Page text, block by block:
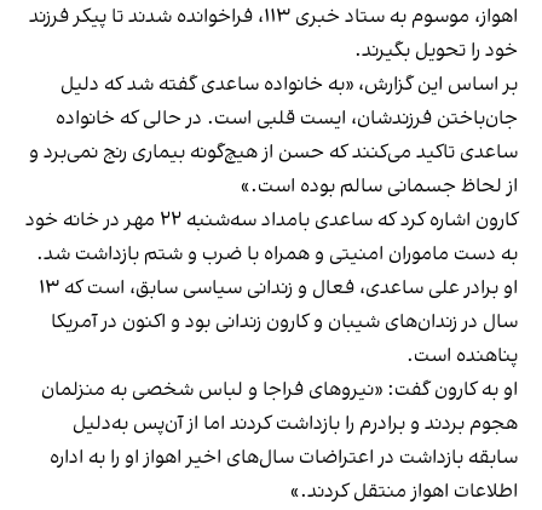
اهواز، موسوم به ستاد خبری ۱۱۳، فراخوانده شدند تا پیکر فرزند
خود را تحویل بگیرند.
بر اساس این گزارش،‌ «به خانواده ساعدی گفته شد که دلیل
جان‌باختن فرزندشان، ایست قلبی است‌. در حالی که خانواده
ساعدی تاکید می‌کنند که حسن از هیچ‌گونه بیماری رنج نمی‌برد و
از لحاظ جسمانی سالم بوده است.»
کارون اشاره کرد که ساعدی بامداد سه‌شنبه ۲۲ مهر در خانه خود
به دست ماموران امنیتی و همراه با ضرب و شتم بازداشت شد.
او برادر علی ساعدی، فعال و زندانی سیاسی سابق، است که ۱۳
سال در زندان‌های شیبان و کارون زندانی بود و اکنون در آمریکا
پناهنده است.
او به کارون گفت:‌ «نیروهای فراجا و لباس شخصی به منزلمان
هجوم بردند و برادرم را بازداشت کردند اما از آن‌پس به‌دلیل
سابقه بازداشت در اعتراضات سال‌های اخیر اهواز او را به اداره
اطلاعات اهواز منتقل کردند.»